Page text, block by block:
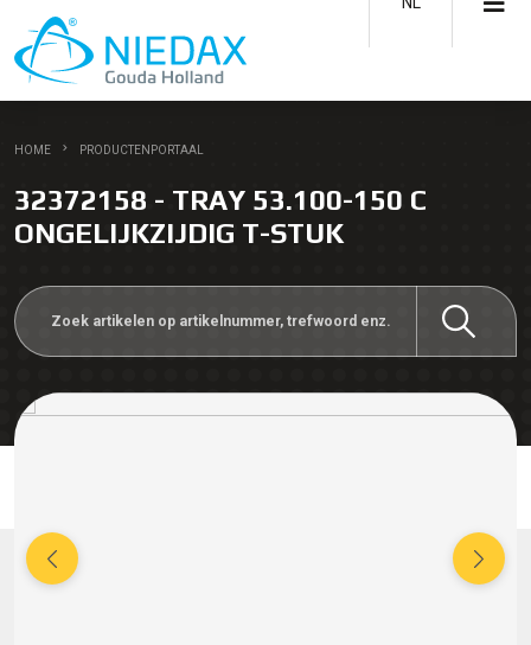
HOME PRODUCTENPORTAAL
32372158 - TRAY 53.100-150 C
ONGELIJKZIJDIG T-STUK